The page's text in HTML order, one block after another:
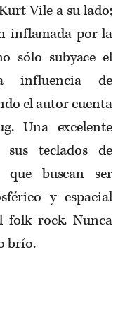
Vile a su lado;
inflamada por la
sólo subyace el
influencia de
el autor cuenta
Una excelente
teclados de
que buscan ser
y espacial
folk rock. Nunca
brío.